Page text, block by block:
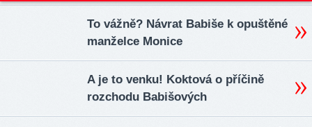
To vážně? Návrat Babiše k opuštěné
manželce Monice
A je to venku! Koktová o příčině
rozchodu Babišových